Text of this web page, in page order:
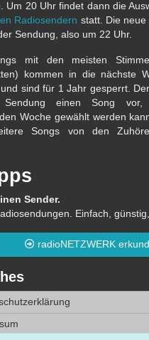
Um 20 Uhr findet dann die
Radiosendern statt. Die
Sendung, also um 22 Uhr.
mit den meisten
kommen in die nächste
sind für 1 Jahr gesperrt.
Sendung einen Song
Woche gewählt werden
Songs von den
Sender.
Einfach,
radioNETZWERK